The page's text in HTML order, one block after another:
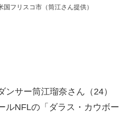
フリスコ市（筒江さん提供）
サー筒江瑠奈さん（24）
ルNFLの「ダラス・カウボー